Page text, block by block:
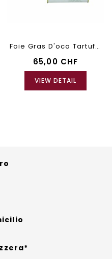
Foie Gras D'oca Tartufato
65,00 CHF
VIEW DETAIL